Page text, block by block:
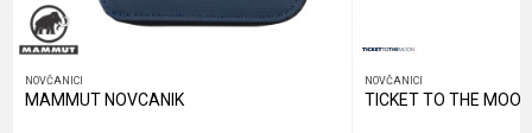
NOVČANICI
MAMMUT NOVCANIK
NOVČANICI
TICKET TO THE